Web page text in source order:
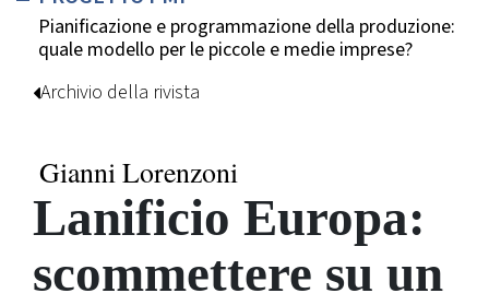
Pianificazione e programmazione della produzione:
quale modello per le piccole e medie imprese?
Archivio della rivista
Gianni Lorenzoni
Lanificio Europa:
scommettere su un